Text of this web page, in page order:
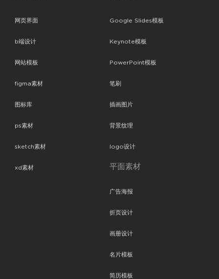
网页界面
b端设计
网站模板
figma素材
图标库
ps素材
sketch素材
xd素材
Google Slides模板
Keynote模板
PowerPoint模板
笔刷
插画图片
背景纹理
logo设计
平面素材
广告海报
折页设计
画册设计
名片模板
简历模板